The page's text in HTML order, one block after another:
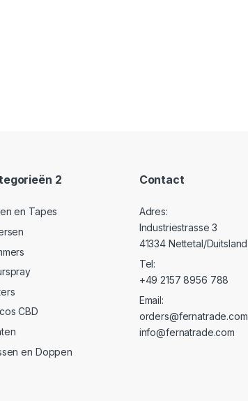
2
en Tapes
CBD
en Doppen
Contact
Adres:
Industriestrasse 3
41334 Nettetal/Duitsland
Tel:
+49 2157 8956 788
Email:
orders@fernatrade.com
info@fernatrade.com